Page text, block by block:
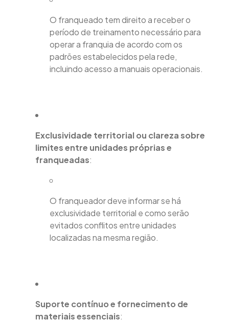
O franqueado tem direito a receber o
período de treinamento necessário para
operar a franquia de acordo com os
padrões estabelecidos pela rede,
incluindo acesso a manuais operacionais.
Exclusividade territorial ou clareza sobre
limites entre unidades próprias e
franqueadas:
O franqueador deve informar se há
exclusividade territorial e como serão
evitados conflitos entre unidades
localizadas na mesma região.
Suporte contínuo e fornecimento de
materiais essenciais: